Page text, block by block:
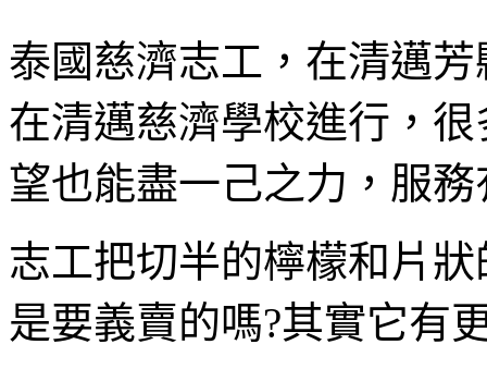
泰國慈濟志工，在清邁
在清邁慈濟學校進行，
望也能盡一己之力，服
志工把切半的檸檬和片
是要義賣的嗎?其實它有